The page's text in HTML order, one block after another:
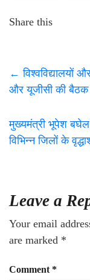
Share this
← विश्वविद्यालयों
और यूजीसी की
मुख्यमंत्री भूपेश
विभिन्न जिलों के
Leave a
Your email
are marked *
Comment *